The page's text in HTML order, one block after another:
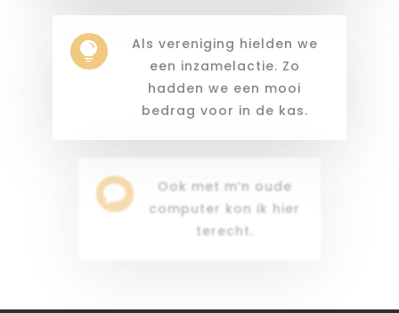

Als vereniging hielden we
een inzamelactie. Zo
hadden we een mooi
bedrag voor in de kas.

Ook met m’n oude
computer kon ik hier
terecht.